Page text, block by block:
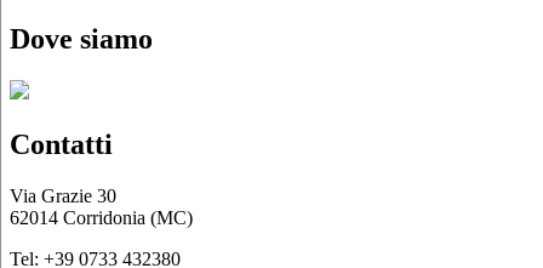
Dove siamo
Contatti
Via Grazie 30
62014 Corridonia (MC)
Tel: +39 0733 432380